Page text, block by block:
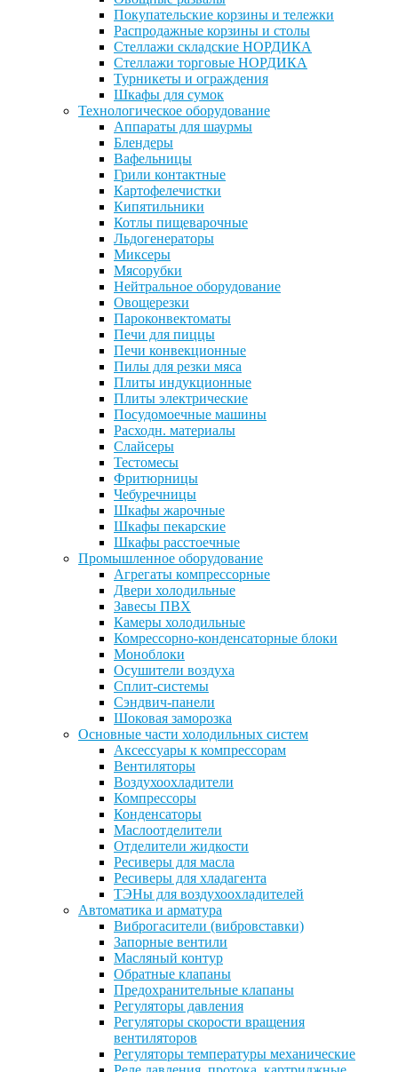
Покупательские корзины и тележки
Распродажные корзины и столы
Стеллажи складские НОРДИКА
Стеллажи торговые НОРДИКА
Турникеты и ограждения
Шкафы для сумок
Технологическое оборудование
Аппараты для шаурмы
Блендеры
Вафельницы
Грили контактные
Картофелечистки
Кипятильники
Котлы пищеварочные
Льдогенераторы
Миксеры
Мясорубки
Нейтральное оборудование
Овощерезки
Пароконвектоматы
Печи для пиццы
Печи конвекционные
Пилы для резки мяса
Плиты индукционные
Плиты электрические
Посудомоечные машины
Расходн. материалы
Слайсеры
Тестомесы
Фритюрницы
Чебуречницы
Шкафы жарочные
Шкафы пекарские
Шкафы расстоечные
Промышленное оборудование
Агрегаты компрессорные
Двери холодильные
Завесы ПВХ
Камеры холодильные
Комрессорно-конденсаторные блоки
Моноблоки
Осушители воздуха
Сплит-системы
Сэндвич-панели
Шоковая заморозка
Основные части холодильных систем
Аксессуары к компрессорам
Вентиляторы
Воздухоохладители
Компрессоры
Конденсаторы
Маслоотделители
Отделители жидкости
Ресиверы для масла
Ресиверы для хладагента
ТЭНы для воздухоохладителей
Автоматика и арматура
Виброгасители (вибровставки)
Запорные вентили
Масляный контур
Обратные клапаны
Предохранительные клапаны
Регуляторы давления
Регуляторы скорости вращения
вентиляторов
Регуляторы температуры механические